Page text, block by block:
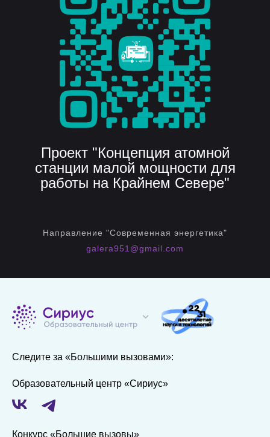
Проект "Концепция атомной
станции малой мощности для
работы на Крайнем Севере"
Направление "Современная энергетика"
galera951@gmail.com
Следите за «Большими вызовами»:
Образовательный центр «Сириус»
Конкурс «Большие вызовы»